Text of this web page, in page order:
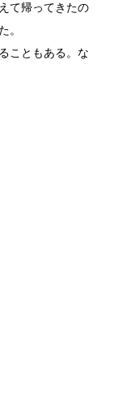
て帰ってきたの
。
こともある。な